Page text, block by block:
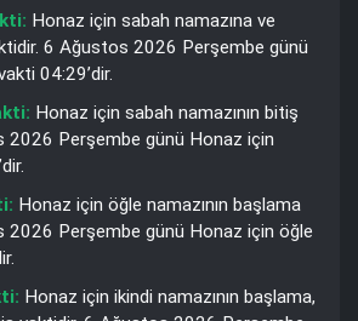
Honaz için sabah namazına ve
6 Ağustos 2026 Perşembe günü
04:29’dir.
Honaz için sabah namazının bitiş
2026 Perşembe günü Honaz için
Honaz için öğle namazının başlama
2026 Perşembe günü Honaz için öğle
Honaz için ikindi namazının başlama,